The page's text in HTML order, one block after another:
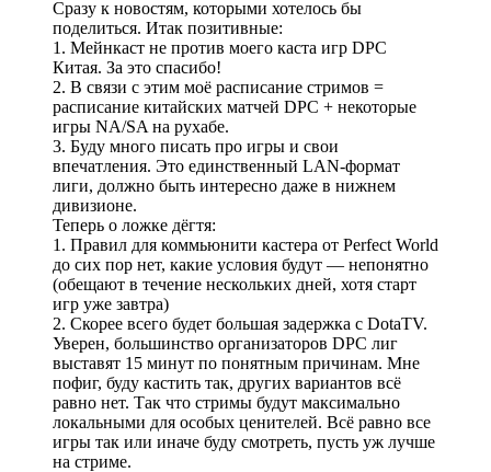
Сразу к новостям, которыми хотелось бы
поделиться. Итак позитивные:
1. Мейнкаст не против моего каста игр DPC
Китая. За это спасибо!
2. В связи с этим моё расписание стримов =
расписание китайских матчей DPC + некоторые
игры NA/SA на рухабе.
3. Буду много писать про игры и свои
впечатления. Это единственный LAN-формат
лиги, должно быть интересно даже в нижнем
дивизионе.
Теперь о ложке дёгтя:
1. Правил для коммьюнити кастера от Perfect World
до сих пор нет, какие условия будут — непонятно
(обещают в течение нескольких дней, хотя старт
игр уже завтра)
2. Скорее всего будет большая задержка с DotaTV.
Уверен, большинство организаторов DPC лиг
выставят 15 минут по понятным причинам. Мне
пофиг, буду кастить так, других вариантов всё
равно нет. Так что стримы будут максимально
локальными для особых ценителей. Всё равно все
игры так или иначе буду смотреть, пусть уж лучше
на стриме.